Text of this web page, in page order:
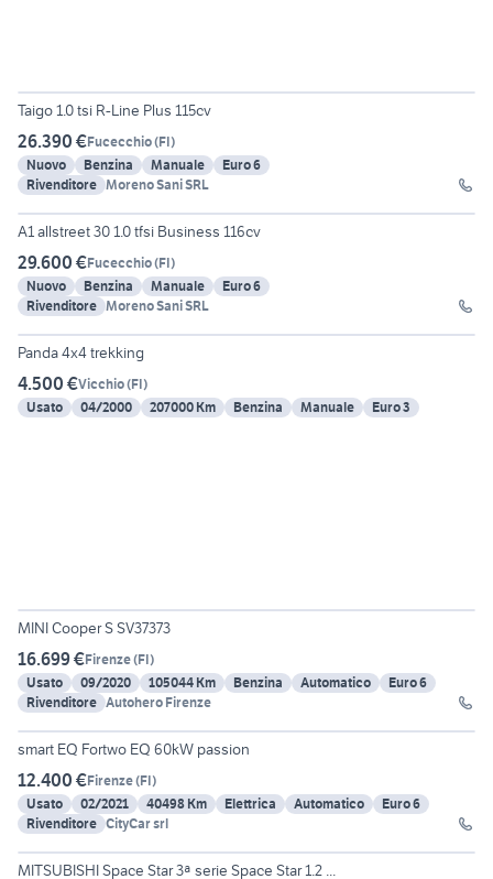
Taigo 1.0 tsi R-Line Plus 115cv
26.390 €Fucecchio(FI)
Nuovo
Benzina Manuale
Euro 6
Rivenditore Moreno Sani SRL
13
A1 allstreet 30 1.0 tfsi Business 116cv
29.600 €Fucecchio(FI)
Nuovo
Benzina Manuale
Euro 6
Rivenditore Moreno Sani SRL
6
Panda 4x4 trekking
4.500 €Vicchio(FI)
Usato
04/2000 207000 Km Benzina Manuale Euro 3
MINI Cooper S SV37373
16.699 €Firenze(FI)
Usato
09/2020 105044 Km Benzina Automatico
Euro 6
Rivenditore Autohero Firenze
15
smart EQ Fortwo EQ 60kW passion
12.400 €Firenze(FI)
Usato
02/2021 40498 Km Elettrica Automatico
Euro 6
Rivenditore CityCar srl
14
MITSUBISHI Space Star 3ª serie Space Star 1.2 ...